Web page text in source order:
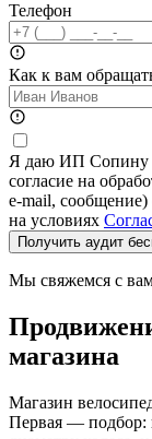
Телефон
Как к вам
Я даю ИП Сопину
согласие на
e-mail, сообщение)
на условиях
Получить аудит
Мы свяжемся с
магазина
Магазин
Первая — подбор: